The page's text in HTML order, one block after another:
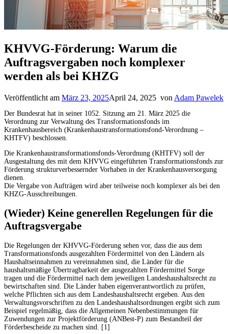
KHVVG-Förderung: Warum die
Auftragsvergaben noch komplexer
werden als bei KHZG
Veröffentlicht am März 23, 2025April 24, 2025 von Adam Pawelek
Der Bundesrat hat in seiner 1052. Sitzung am 21. März 2025 die
Verordnung zur Verwaltung des Transformationsfonds im
Krankenhausbereich (Krankenhaustransformationsfond-Verordnung –
KHTFV) beschlossen.
Die Krankenhaustransformationsfonds-Verordnung (KHTFV) soll der
Ausgestaltung des mit dem KHVVG eingeführten Transformationsfonds zur
Förderung strukturverbessernder Vorhaben in der Krankenhausversorgung
dienen.
Die Vergabe von Aufträgen wird aber teilweise noch komplexer als bei den
KHZG-Ausschreibungen.
(Wieder) Keine generellen Regelungen für die
Auftragsvergabe
Die Regelungen der KHVVG-Förderung sehen vor, dass die aus dem
Transformationsfonds ausgezahlten Fördermittel von den Ländern als
Haushaltseinnahmen zu vereinnahmen sind, die Länder für die
haushaltsmäßige Übertragbarkeit der ausgezahlten Fördermittel Sorge
tragen und die Fördermittel nach dem jeweiligen Landeshaushaltsrecht zu
bewirtschaften sind. Die Länder haben eigenverantwortlich zu prüfen,
welche Pflichten sich aus dem Landeshaushaltsrecht ergeben. Aus den
Verwaltungsvorschriften zu den Landeshaushaltsordnungen ergibt sich zum
Beispiel regelmäßig, dass die Allgemeinen Nebenbestimmungen für
Zuwendungen zur Projektförderung (ANBest-P) zum Bestandteil der
Förderbescheide zu machen sind. [1]